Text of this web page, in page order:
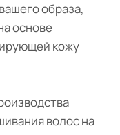
образа,
основе
кожу
волос на